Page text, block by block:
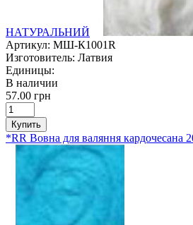
НАТУРАЛЬНИЙ
Артикул: МШ-К1001R
Изготовитель: Латвия
Единицы:
В наличии
57.00 грн
Купить
*RR Вовна для валяння